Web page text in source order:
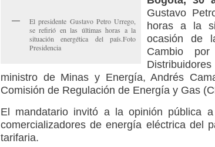
El presidente Gustavo Petro Urrego,
se refirió en las últimas horas a la
situación energética del país.Foto
Presidencia
Gustavo
horas a la
ocasión de
Cambio
ministro de Minas y Energía, Andrés
Comisión de Regulación de Energía y Gas
El mandatario invitó a la opinión pública
comercializadores de energía eléctrica del
tarifaria.